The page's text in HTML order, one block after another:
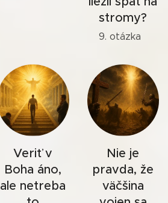
stromy?
9. otázka
Veriť v
Boha áno,
ale netreba
Nie je
pravda, že
väčšina